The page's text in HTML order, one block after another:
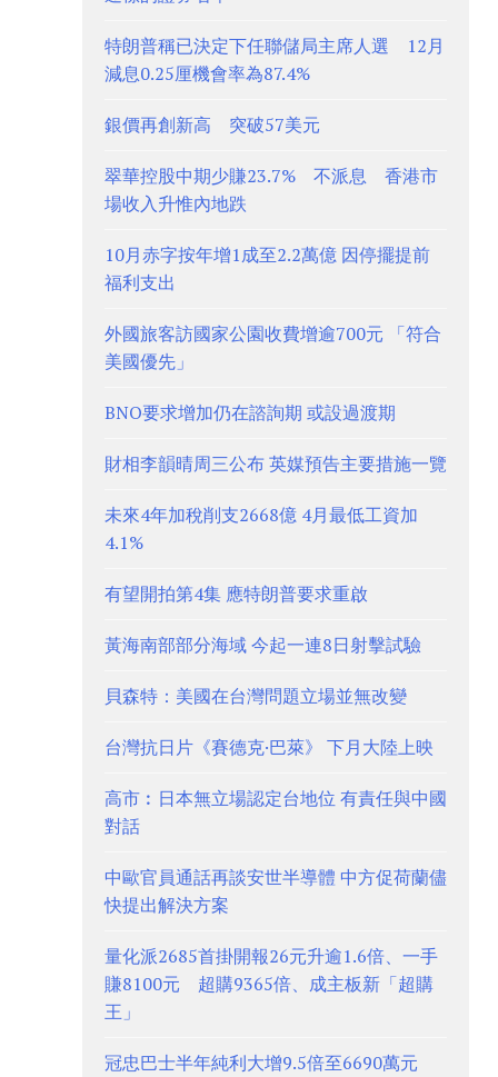
特朗普稱已決定下任聯儲局主席人選 12月
減息0.25厘機會率為87.4%
銀價再創新高 突破57美元
翠華控股中期少賺23.7% 不派息 香港市
場收入升惟內地跌
10月赤字按年增1成至2.2萬億 因停擺提前
福利支出
外國旅客訪國家公園收費增逾700元 「符合
美國優先」
BNO要求增加仍在諮詢期 或設過渡期
財相李韻晴周三公布 英媒預告主要措施一覽
未來4年加稅削支2668億 4月最低工資加
4.1%
有望開拍第4集 應特朗普要求重啟
黃海南部部分海域 今起一連8日射擊試驗
貝森特：美國在台灣問題立場並無改變
台灣抗日片《賽德克·巴萊》 下月大陸上映
高市︰日本無立場認定台地位 有責任與中國
對話
中歐官員通話再談安世半導體 中方促荷蘭儘
快提出解決方案
量化派2685首掛開報26元升逾1.6倍、一手
賺8100元 超購9365倍、成主板新「超購
王」
冠忠巴士半年純利大增9.5倍至6690萬元